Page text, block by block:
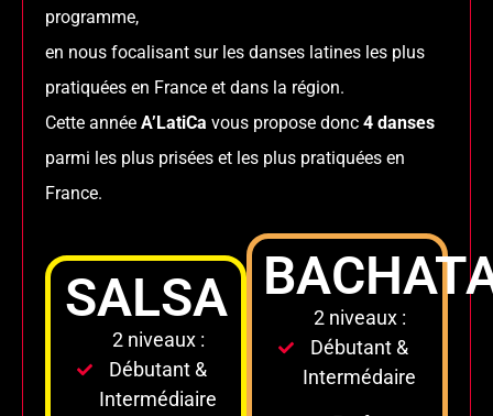
programme,
en nous focalisant sur les danses latines les plus
pratiquées en France et dans la région.
Cette année A’LatiCa vous propose donc 4 danses
parmi les plus prisées et les plus pratiquées en
France.
SALSA
2 niveaux :
Débutant &
Intermédiaire
2 niveaux :
Débutant &
Intermédaire